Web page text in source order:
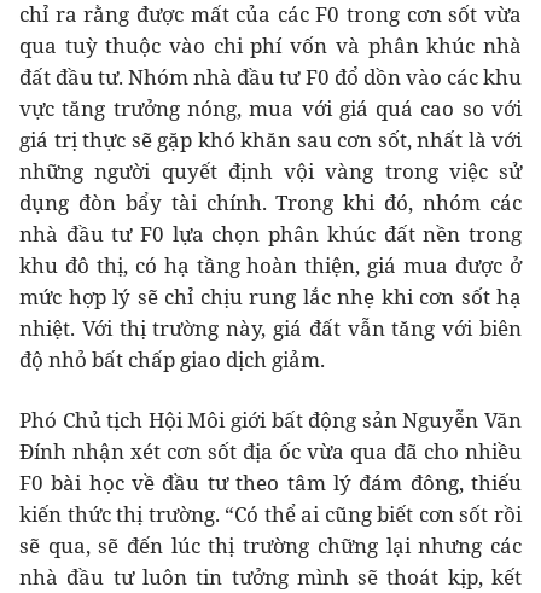
chỉ ra rằng được mất của các F0 trong cơn sốt vừa
qua tuỳ thuộc vào chi phí vốn và phân khúc nhà
đất đầu tư. Nhóm nhà đầu tư F0 đổ dồn vào các khu
vực tăng trưởng nóng, mua với giá quá cao so với
giá trị thực sẽ gặp khó khăn sau cơn sốt, nhất là với
những người quyết định vội vàng trong việc sử
dụng đòn bẩy tài chính. Trong khi đó, nhóm các
nhà đầu tư F0 lựa chọn phân khúc đất nền trong
khu đô thị, có hạ tầng hoàn thiện, giá mua được ở
mức hợp lý sẽ chỉ chịu rung lắc nhẹ khi cơn sốt hạ
nhiệt. Với thị trường này, giá đất vẫn tăng với biên
độ nhỏ bất chấp giao dịch giảm.
Phó Chủ tịch Hội Môi giới bất động sản Nguyễn Văn
Đính nhận xét cơn sốt địa ốc vừa qua đã cho nhiều
F0 bài học về đầu tư theo tâm lý đám đông, thiếu
kiến thức thị trường. “Có thể ai cũng biết cơn sốt rồi
sẽ qua, sẽ đến lúc thị trường chững lại nhưng các
nhà đầu tư luôn tin tưởng mình sẽ thoát kịp, kết